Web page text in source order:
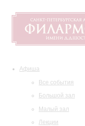
Афиша
Все события
Большой зал
Малый зал
Лекции